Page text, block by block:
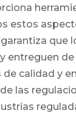
estos
que
entreguen
calidad y en
las